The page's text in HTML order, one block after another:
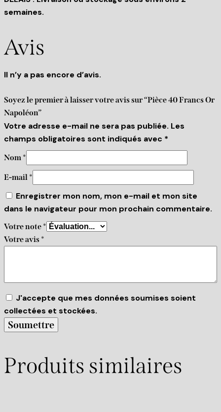
semaines.
Avis
Il n’y a pas encore d’avis.
Soyez le premier à laisser votre avis sur “Pièce 40 Francs Or
Napoléon”
Votre adresse e-mail ne sera pas publiée. Les
champs obligatoires sont indiqués avec *
Nom *
E-mail *
Enregistrer mon nom, mon e-mail et mon site
dans le navigateur pour mon prochain commentaire.
Votre note *
Votre avis *
J'accepte que mes données soumises soient
collectées et stockées.
Produits similaires